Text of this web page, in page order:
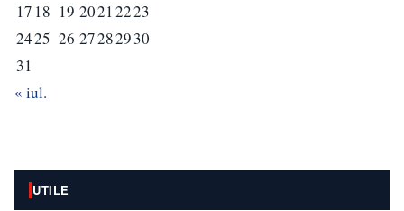
17 18 19 20212223
2425 26 27282930
31
« iul.
UTILE